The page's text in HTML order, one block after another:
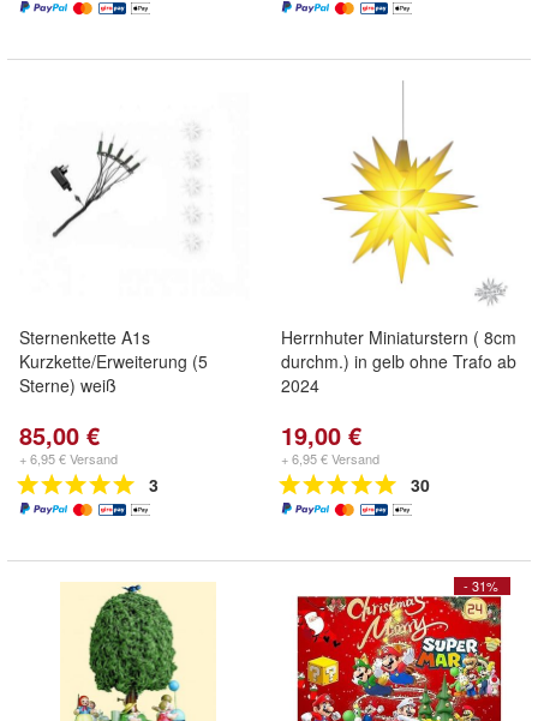
Sternenkette A1s
Kurzkette/Erweiterung (5
Sterne) weiß
85,00 €
+ 6,95 € Versand
3
Herrnhuter Miniaturstern ( 8cm
durchm.) in gelb ohne Trafo ab
2024
19,00 €
+ 6,95 € Versand
30
- 31%